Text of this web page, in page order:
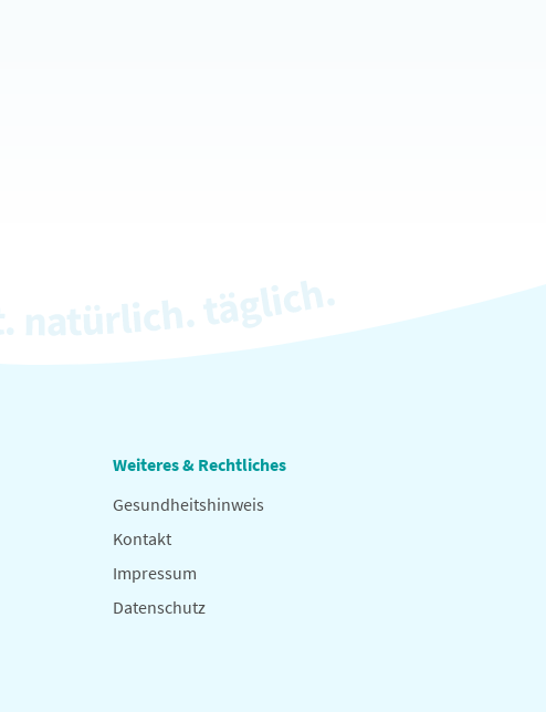
Weiteres & Rechtliches
Gesundheitshinweis
Kontakt
Impressum
Datenschutz